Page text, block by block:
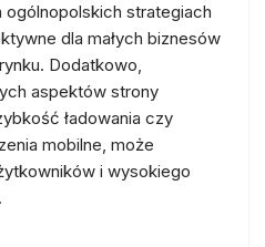
strategiach
dla małych biznesów
Dodatkowo,
aspektów strony
ładowania czy
mobilne, może
i wysokiego